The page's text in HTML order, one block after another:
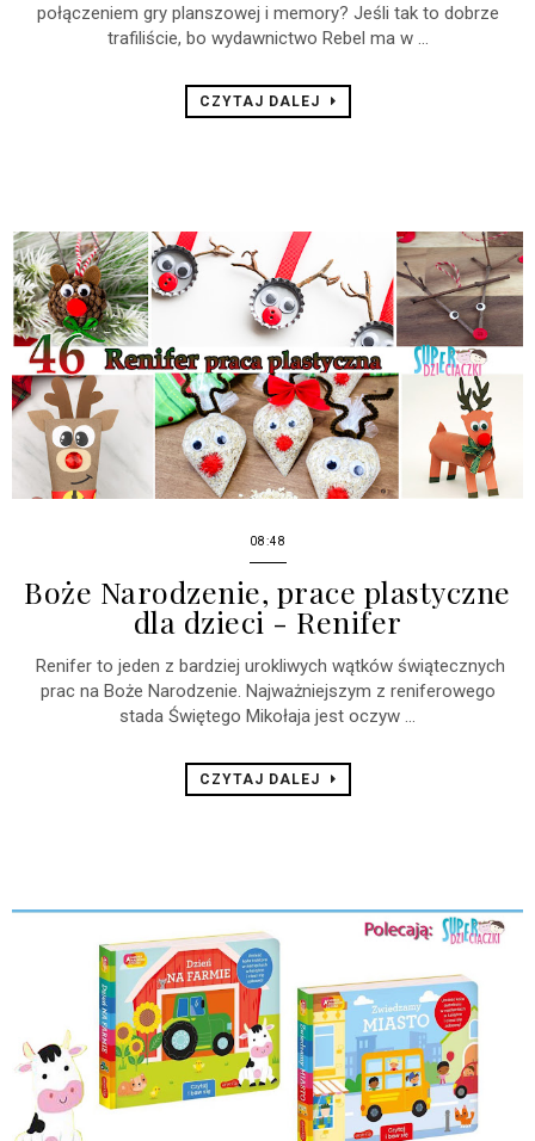
połączeniem gry planszowej i memory? Jeśli tak to dobrze
trafiliście, bo wydawnictwo Rebel ma w ...
CZYTAJ DALEJ
08:48
Boże Narodzenie, prace plastyczne
dla dzieci - Renifer
Renifer to jeden z bardziej urokliwych wątków świątecznych
prac na Boże Narodzenie. Najważniejszym z reniferowego
stada Świętego Mikołaja jest oczyw ...
CZYTAJ DALEJ